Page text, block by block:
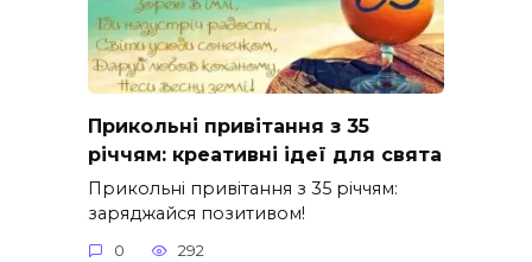
Прикольні привітання з 35
річчям: креативні ідеї для свята
Прикольні привітання з 35 річчям:
заряджайся позитивом!
0 292